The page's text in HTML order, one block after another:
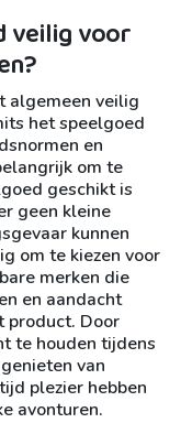
veilig voor
algemeen veilig
het speelgoed
en
om te
geschikt is
geen kleine
kunnen
om te kiezen voor
merken die
en aandacht
product. Door
te houden tijdens
van
plezier hebben
avonturen.